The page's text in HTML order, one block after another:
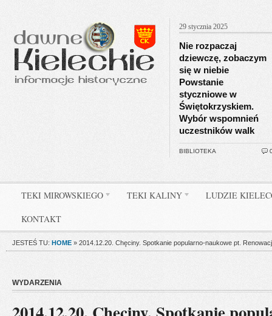
29 stycznia 2025
Nie rozpaczaj
dziewczę, zobaczym
się w niebie
Powstanie
styczniowe w
Świętokrzyskiem.
Wybór wspomnień
uczestników walk
BIBLIOTEKA
TEKI MIROWSKIEGO TEKI KALINY LUDZIE
KONTAKT
JESTEŚ TU: HOME » 2014.12.20. Chęciny. Spotkanie popularno-naukowe pt.
WYDARZENIA